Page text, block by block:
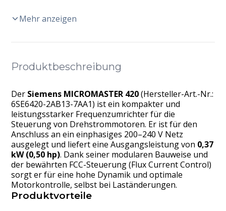
Mehr anzeigen
Produktbeschreibung
Der Siemens MICROMASTER 420(Hersteller-Art.-Nr.:
6SE6420-2AB13-7AA1) ist ein kompakter und
leistungsstarker Frequenzumrichter für die
Steuerung von Drehstrommotoren. Er ist für den
Anschluss an ein einphasiges 200–240 V Netz
ausgelegt und liefert eine Ausgangsleistung von 0,37
kW (0,50 hp). Dank seiner modularen Bauweise und
der bewährten FCC-Steuerung (Flux Current Control)
sorgt er für eine hohe Dynamik und optimale
Motorkontrolle, selbst bei Laständerungen.
Produktvorteile